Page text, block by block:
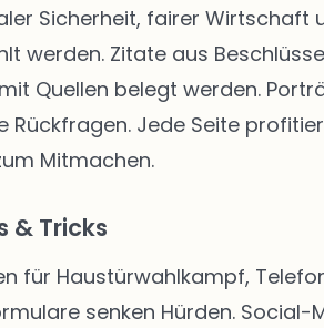
Sicherheit, fairer
werden. Zitate aus
Quellen belegt werden.
Jede Seite
Mitmachen.
& Tricks
für Haustürwahlkampf,
senken Hürden.